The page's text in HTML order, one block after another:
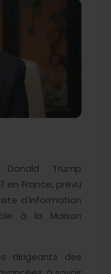
Trump
en France, prévu
d’information
à la Maison
dirigeants des